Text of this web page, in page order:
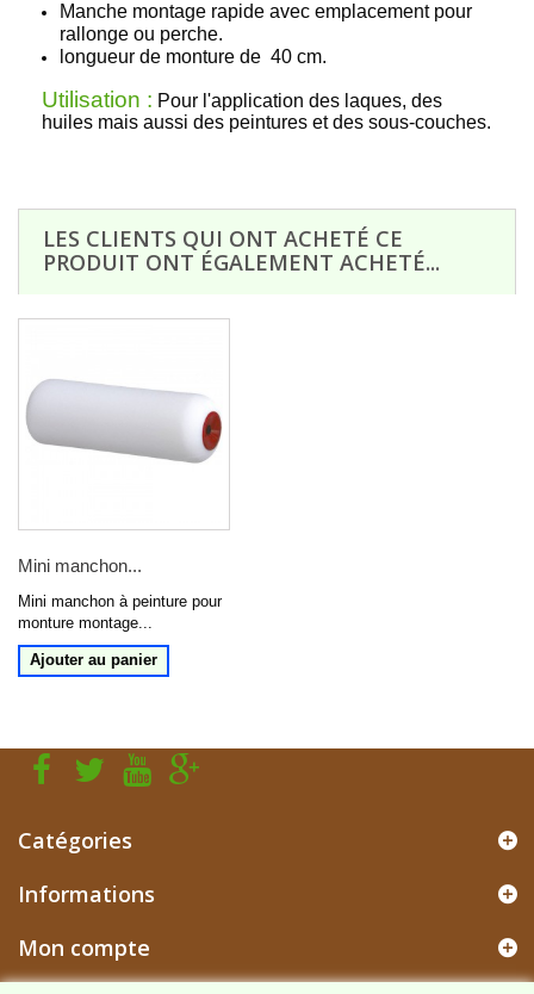
Manche montage rapide avec emplacement pour
rallonge ou perche.
longueur de monture de 40 cm.
Utilisation : Pour l'application des laques, des
huiles mais aussi des peintures et des sous-couches.
LES CLIENTS QUI ONT ACHETÉ CE
PRODUIT ONT ÉGALEMENT ACHETÉ...
Mini manchon...
Mini manchon à peinture pour
monture montage...
Ajouter au panier
Catégories
Informations
Mon compte